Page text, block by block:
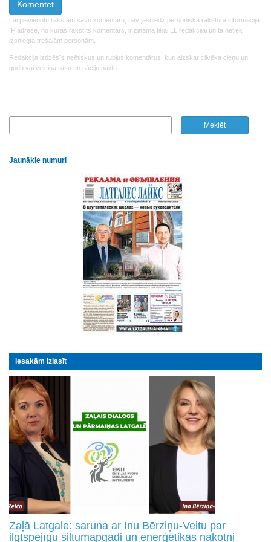
Lai pievienotu rakstam savu komentāru, nav jāsniedz personiska rakstura informācija.
IP adrese, no kuras rakstīts komentārs, ir zināma tikai LL redakcijai un tā netiek
izsniegta trešajām personām.
Redakcija izdzēsīs neētiskus un rupjus komentārus, kuri aizskar cilvēka cieņu un
godu vai veicina rasu un nāciju naidu.
Jaunākie numuri
Iesakām izlasīt
Zaļā Latgale: saruna ar Inu Bērziņu-Veitu par
ilgtspējīgu siltumapgādi un enerģētikas nākotni